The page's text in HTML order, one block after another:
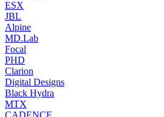
ESX
JBL
Alpine
MD.Lab
Focal
PHD
Clarion
Digital Designs
Black Hydra
MTX
CADENCE